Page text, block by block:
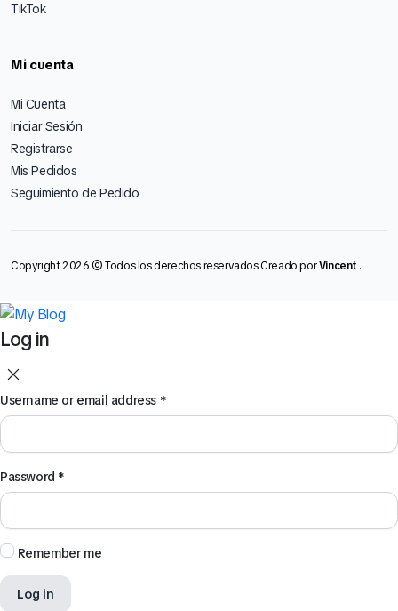
TikTok
Mi cuenta
Mi Cuenta
Iniciar Sesión
Registrarse
Mis Pedidos
Seguimiento de Pedido
Copyright 2026 © Todos los derechos reservados Creado porVincent .
Log in
Username or email address *
Password *
Remember me
Log in